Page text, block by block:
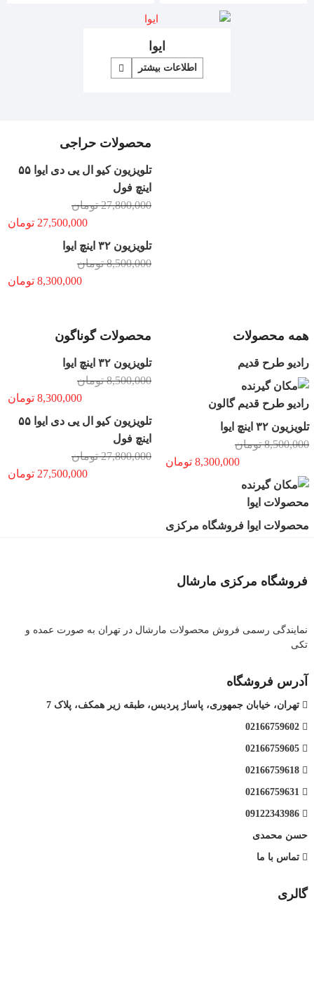
ایوا
اطلاعات بیشتر
محصولات حراجی
تلویزیون کیو ال یی دی ایوا ۵۵
اینچ فول
27,800,000 تومان
27,500,000 تومان
تلویزیون ۳۲ اینچ ایوا
8,500,000 تومان
8,300,000 تومان
همه محصولات
رادیو طرح قدیم
رادیو طرح قدیم گالون
تلویزیون ۳۲ اینچ ایوا
8,500,000 تومان
8,300,000 تومان
محصولات ایوا
محصولات ایوا فروشگاه مرکزی
محصولات گوناگون
تلویزیون ۳۲ اینچ ایوا
8,500,000 تومان
8,300,000 تومان
تلویزیون کیو ال یی دی ایوا ۵۵
اینچ فول
27,800,000 تومان
27,500,000 تومان
فروشگاه مرکزی مارشال
نمایندگی رسمی فروش محصولات مارشال در تهران به صورت عمده و
تکی
آدرس فروشگاه
تهران، خیابان جمهوری، پاساژ پردیس، طبقه زیر همکف، پلاک 7
حسن محمدی
تماس با ما
گالری